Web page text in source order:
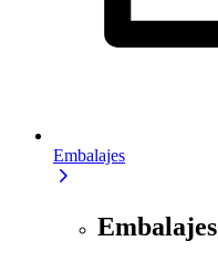
Embalajes
Embalajes